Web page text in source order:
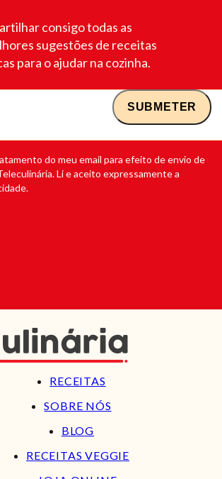
consigo todas as
sugestões de receitas
para o ajudar na cozinha.
do meu email para efeito de envio de
Li e aceito expressamente a
RECEITAS
SOBRE NÓS
BLOG
RECEITAS VEGGIE